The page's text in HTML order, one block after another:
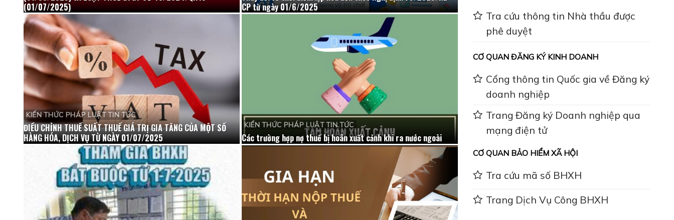
(01/07/2025)
CP từ ngày 01/6/2025
KIẾN THỨC PHÁP LUẬT TIN TỨC
ĐIỀU CHỈNH THUẾ SUẤT THUẾ GIÁ TRỊ GIA TĂNG CỦA MỘT SỐ
HÀNG HÓA, DỊCH VỤ TỪ NGÀY 01/07/2025
KIẾN THỨC PHÁP LUẬT TIN TỨC
Các trường hợp nợ thuế bị hoãn xuất cảnh khi ra nước ngoài
Tra cứu thông tin Nhà thầu được
phê duyệt
CƠ QUAN ĐĂNG KÝ KINH DOANH
Cổng thông tin Quốc gia về Đăng ký
doanh nghiệp
Trang Đăng ký Doanh nghiệp qua
mạng điện tử
CƠ QUAN BẢO HIỂM XÃ HỘI
Tra cứu mã số BHXH
Trang Dịch Vụ Công BHXH